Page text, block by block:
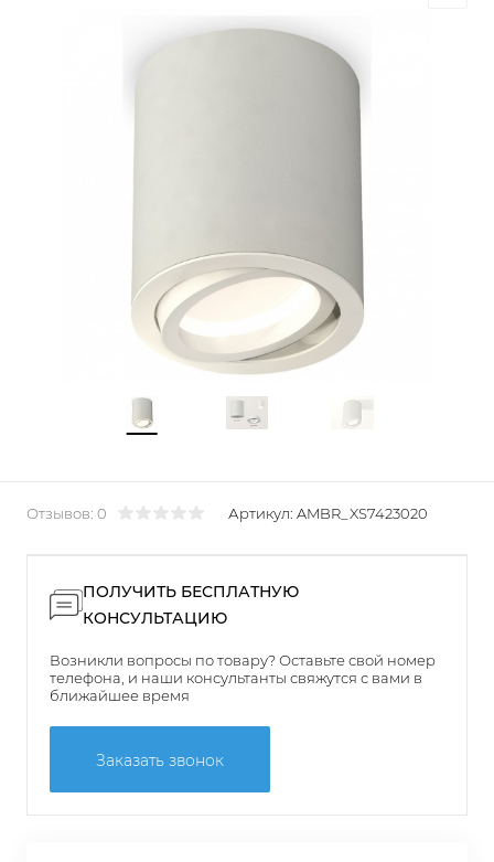
Отзывов: 0 Артикул: AMBR_XS7423020
ПОЛУЧИТЬ БЕСПЛАТНУЮ
КОНСУЛЬТАЦИЮ
Возникли вопросы по товару? Оставьте свой номер
телефона, и наши консультанты свяжутся с вами в
ближайшее время
Заказать звонок